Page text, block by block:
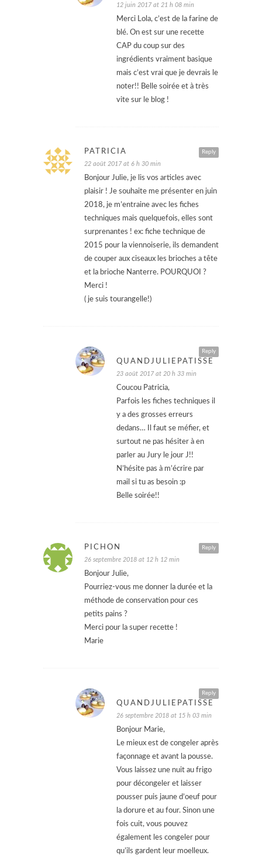
12 juin 2017 at 21 h 08 min
Merci Lola, c’est de la farine de
blé. On est sur une recette
CAP du coup sur des
ingrédients vraiment basique
mais c’est vrai que je devrais le
noter!! Belle soirée et à très
vite sur le blog !
Reply
PATRICIA
22 août 2017 at 6 h 30 min
Bonjour Julie, je lis vos articles avec
plaisir ! Je souhaite me présenter en juin
2018, je m’entraine avec les fiches
techniques mais quelquefois, elles sont
surprenantes ! ex: fiche technique de
2015 pour la viennoiserie, ils demandent
de couper aux ciseaux les brioches a tête
et la brioche Nanterre. POURQUOI ?
Merci !
( je suis tourangelle!)
Reply
QUANDJULIEPATISSE
23 août 2017 at 20 h 33 min
Coucou Patricia,
Parfois les fiches techniques il
y a des grosses erreurs
dedans… Il faut se méfier, et
surtout ne pas hésiter à en
parler au Jury le jour J!!
N’hésite pas à m’écrire par
mail si tu as besoin :p
Belle soirée!!
Reply
PICHON
26 septembre 2018 at 12 h 12 min
Bonjour Julie,
Pourriez-vous me donner la durée et la
méthode de conservation pour ces
petits pains ?
Merci pour la super recette !
Marie
Reply
QUANDJULIEPATISSE
26 septembre 2018 at 15 h 03 min
Bonjour Marie,
Le mieux est de congeler après
façonnage et avant la pousse.
Vous laissez une nuit au frigo
pour décongeler et laisser
pousser puis jaune d’oeuf pour
la dorure et au four. Sinon une
fois cuit, vous pouvez
également les congeler pour
qu’ils gardent leur moelleux.